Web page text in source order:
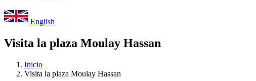
English
Visita la plaza Moulay Hassan
Inicio
Visita la plaza Moulay Hassan